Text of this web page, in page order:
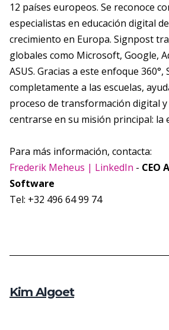
12 países europeos. Se reconoce
especialistas en educación digital
crecimiento en Europa. Signpost
globales como Microsoft, Google,
ASUS. Gracias a este enfoque
completamente a las escuelas,
proceso de transformación digital
centrarse en su misión principal: la
Para más información, contacta:
Frederik Meheus | LinkedIn - CEO
Software
Tel: +32 496 64 99 74
Kim Algoet